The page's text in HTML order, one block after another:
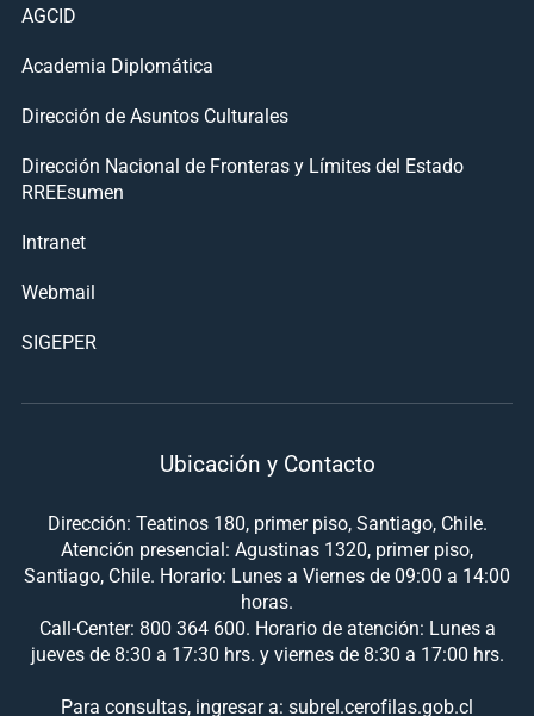
AGCID
Academia Diplomática
Dirección de Asuntos Culturales
Dirección Nacional de Fronteras y Límites del Estado
RREEsumen
Intranet
Webmail
SIGEPER
Ubicación y Contacto
Dirección: Teatinos 180, primer piso, Santiago, Chile.
Atención presencial: Agustinas 1320, primer piso,
Santiago, Chile. Horario: Lunes a Viernes de 09:00 a 14:00
horas.
Call-Center: 800 364 600. Horario de atención: Lunes a
jueves de 8:30 a 17:30 hrs. y viernes de 8:30 a 17:00 hrs.
Para consultas, ingresar a: subrel.cerofilas.gob.cl